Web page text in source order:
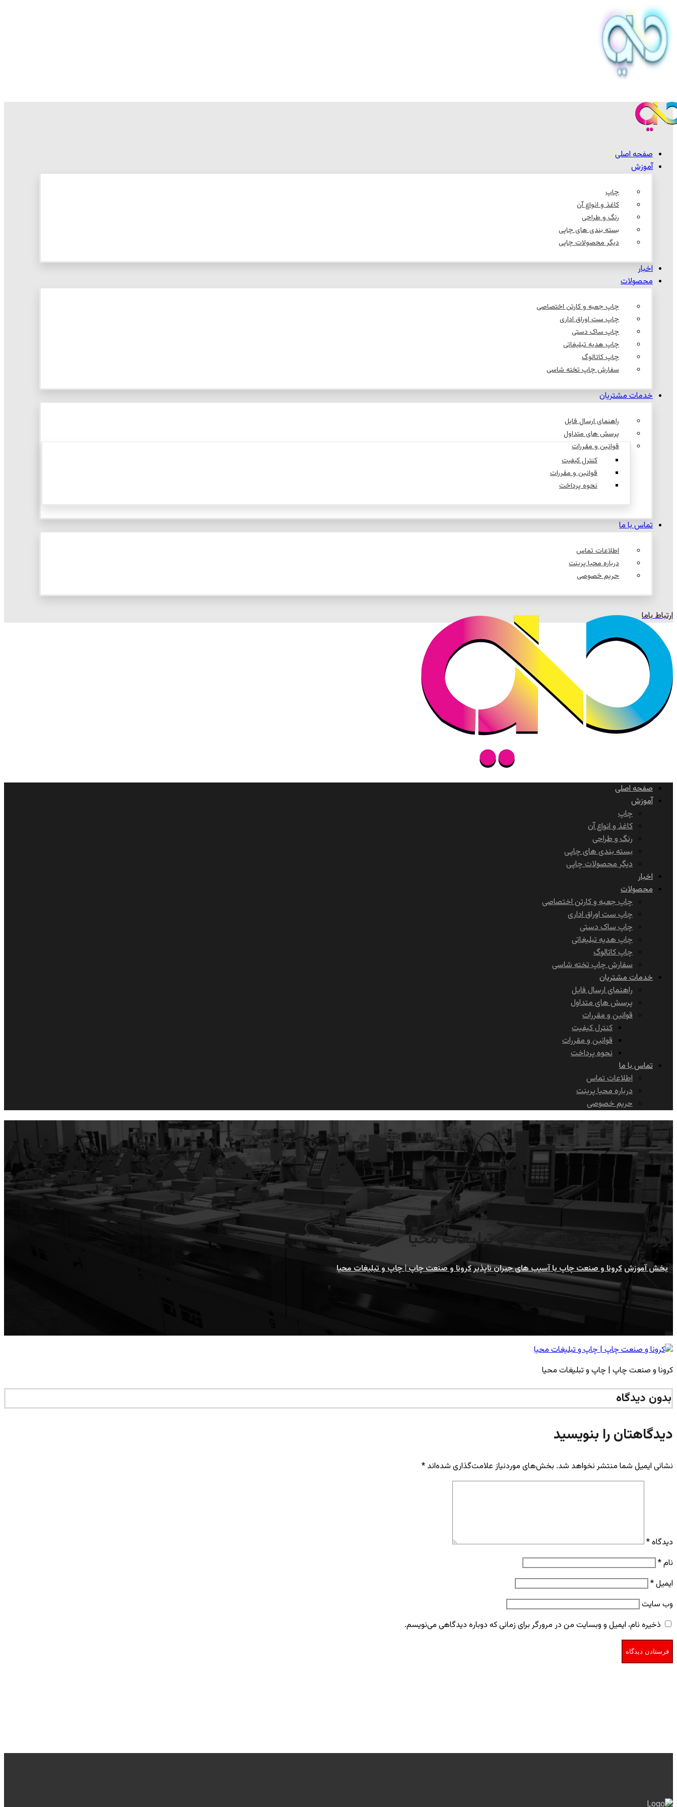
صفحه اصلی
آموزش
چاپ
کاغذ و انواع آن
رنگ و طراحی
بسته بندی های چاپی
دیگر محصولات چاپی
اخبار
محصولات
چاپ جعبه و کارتن اختصاصی
چاپ ست اوراق اداری
چاپ ساک دستی
چاپ هدیه تبلیغاتی
چاپ کاتالوگ
سفارش چاپ تخته شاسی
خدمات مشتریان
راهنمای ارسال فایل
پرسش های متداول
قوانین و مقررات
کنترل کیفیت
قوانین و مقررات
نحوه پرداخت
تماس با ما
اطلاعات تماس
درباره محیا پرینت
حریم خصوصی
ارتباط باما
صفحه اصلی
آموزش
چاپ
کاغذ و انواع آن
رنگ و طراحی
بسته بندی های چاپی
دیگر محصولات چاپی
اخبار
محصولات
چاپ جعبه و کارتن اختصاصی
چاپ ست اوراق اداری
چاپ ساک دستی
چاپ هدیه تبلیغاتی
چاپ کاتالوگ
سفارش چاپ تخته شاسی
خدمات مشتریان
راهنمای ارسال فایل
پرسش های متداول
قوانین و مقررات
کنترل کیفیت
قوانین و مقررات
نحوه پرداخت
تماس با ما
اطلاعات تماس
درباره محیا پرینت
حریم خصوصی
کرونا و صنعت چاپ | چاپ و تبلیغات محیا
بخش آموزش کرونا و صنعت چاپ با آسیب های جبران ناپذیرکرونا و صنعت چاپ | چاپ و تبلیغات محیا
کرونا و صنعت چاپ | چاپ و تبلیغات محیا
بدون دیدگاه
دیدگاهتان را بنویسید
نشانی ایمیل شما منتشر نخواهد شد. بخش‌های موردنیاز علامت‌گذاری شده‌اند *
دیدگاه*
نام*
ایمیل*
وب‌ سایت
ذخیره نام، ایمیل و وبسایت من در مرورگر برای زمانی که دوباره دیدگاهی می‌نویسم.